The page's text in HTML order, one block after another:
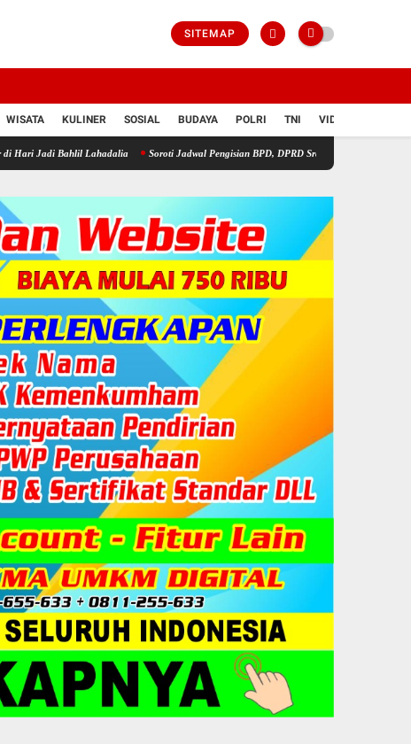
SITEMAP
WISATA KULINER SOSIAL BUDAYA POLRI TNI VIDIO
Lahadalia Soroti Jadwal Pengisian BPD, DPRD Sragen Waspadai Potensi Cacat